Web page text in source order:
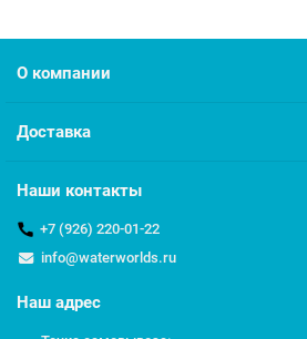
О компании
Доставка
Наши контакты
+7 (926) 220-01-22
info@waterworlds.ru
Наш адрес